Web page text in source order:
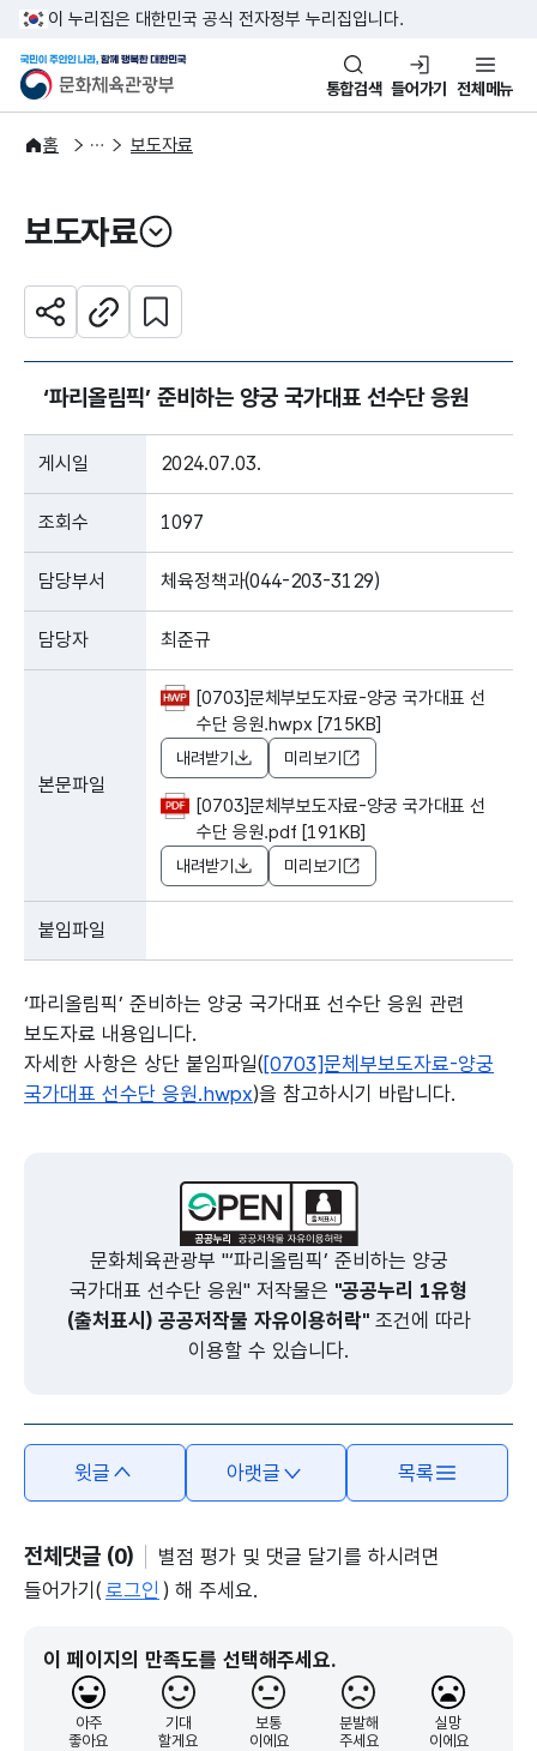
본문 바로가기
주메뉴 바로가기
이 누리집은 대한민국 공식 전자정부 누리집입니다.
문화체육관광부
국민이 주인인 나라, 함께 행복
통합검색 들어가기 전체메뉴
홈
알림·소식
보도·뉴스 보도자료
보도자료
열기
공유하기주소복사
관심 콘텐츠 설정하기
‘파리올림픽’ 준비하는 양궁 국가대표 선수단 응원
게시일 2024.07.03.
조회수 1097
담당부서 체육정책과(044-203-3129)
담당자 최준규
본문파일
[0703]문체부보도자료-양궁 국가대표 선
수단 응원.hwpx [715KB]
내려받기 미리보기
[0703]문체부보도자료-양궁 국가대표 선
수단 응원.pdf [191KB]
내려받기 미리보기
붙임파일
‘파리올림픽’ 준비하는 양궁 국가대표 선수단 응원 관련
보도자료 내용입니다.
자세한 사항은 상단 붙임파일([0703]문체부보도자료-양궁
국가대표 선수단 응원.hwpx)을 참고하시기 바랍니다.
문화체육관광부 "‘파리올림픽’ 준비하는 양궁
국가대표 선수단 응원" 저작물은 "공공누리 1유형
(출처표시) 공공저작물 자유이용허락"조건에 따라
이용할 수 있습니다.
윗글 아랫글 목록
전체댓글 (0)
별점 평가 및 댓글 달기를 하시려면
들어가기( 로그인 ) 해 주세요.
이 페이지의 만족도를 선택해주세요.
아주
좋아요
기대
할게요
보통
이에요
분발해
주세요
실망
이에요